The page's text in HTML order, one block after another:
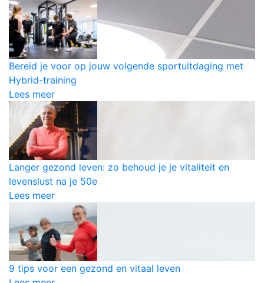
Bereid je voor op jouw volgende sportuitdaging met
Hybrid-training
Lees meer
Langer gezond leven: zo behoud je je vitaliteit en
levenslust na je 50e
Lees meer
9 tips voor een gezond en vitaal leven